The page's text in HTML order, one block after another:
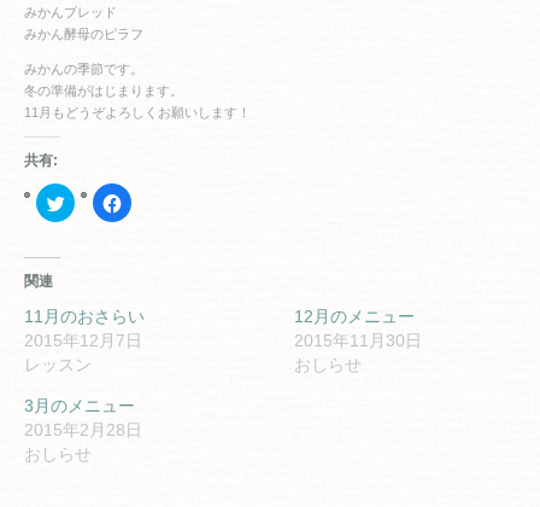
みかんブレッド
みかん酵母のピラフ
みかんの季節です。
冬の準備がはじまります。
11月もどうぞよろしくお願いします！
共有:
ク
リ
共
有
(新
し
い
ィ
ン
ド
ウ
で
Facebook
で
ク
リ
ッ
く
さ
い
関連
11月のおさらい
2015年12月7日
レッスン
12月のメニュー
2015年11月30日
おしらせ
3月のメニュー
2015年2月28日
おしらせ